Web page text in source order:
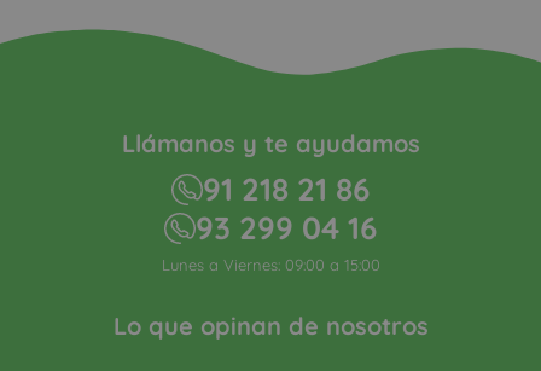
Lo que opinan de nosotros
Llámanos y te ayudamos
91 218 21 86
93 299 04 16
Lunes a Viernes: 09:00 a 15:00